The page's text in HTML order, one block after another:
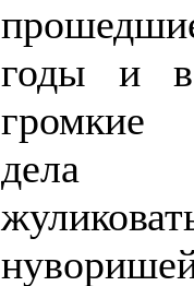
годы и
громкие
дела